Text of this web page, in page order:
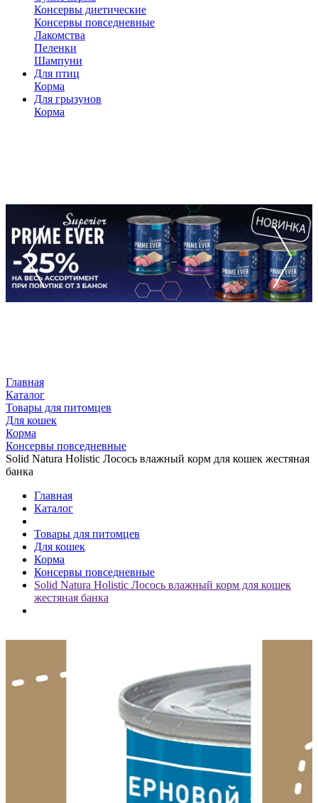
Консервы диетические
Консервы повседневные
Лакомства
Пеленки
Шампуни
Для птиц
Корма
Для грызунов
Корма
Главная
Каталог
Товары для питомцев
Для кошек
Корма
Консервы повседневные
Solid Natura Holistic Лосось влажный корм для кошек жестяная
банка
Главная
Каталог
Товары для питомцев
Для кошек
Корма
Консервы повседневные
Solid Natura Holistic Лосось влажный корм для кошек
жестяная банка